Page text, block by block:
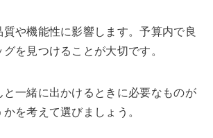
質や機能性に影響します。予算内で良
を見つけることが大切です。
と一緒に出かけるときに必要なものが
を考えて選びましょう。